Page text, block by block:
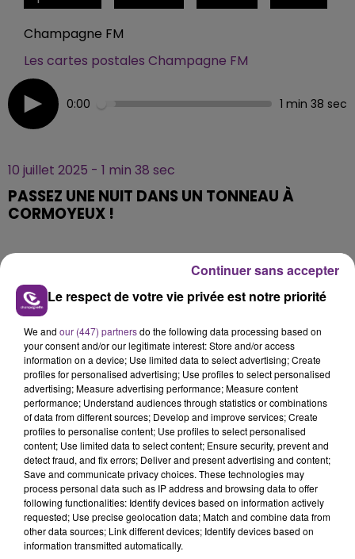
Champagne FM
Les cartes postales Champagne FM
0:00 1 min 38 sec
10 juillet 2025 - 1 min 38 sec
PASSEZ UNE NUIT DANS UN TONNEAU À
CORMOYEUX !
Avez-vous déjà songé à passer la nuit… dans un
tonneau ?
L’idée peut paraître saugrenue, mais c’est pourtant ce
que propose la maison de Champagne Faniel & Fils,
installée à Cormoyeux,un petit village marnais situé
entre Reims et Épernay.
TITRES DIFFUSÉS
5h40
5h40
Le respect de votre vie privée est notre priorité
We and our (447) partnersdo the following data processing based on
your consent and/or our legitimate interest: Store and/or access
information on a device; Use limited data to select advertising; Create
profiles for personalised advertising; Use profiles to select personalised
advertising; Measure advertising performance; Measure content
performance; Understand audiences through statistics or combinations
of data from different sources; Develop and improve services; Create
profiles to personalise content; Use profiles to select personalised
content; Use limited data to select content; Ensure security, prevent and
detect fraud, and fix errors; Deliver and present advertising and content;
Save and communicate privacy choices. These technologies may
process personal data such as IP address and browsing data to offer
following functionalities: Identify devices based on information actively
requested; Use precise geolocation data; Match and combine data from
other data sources; Link different devices; Identify devices based on
information transmitted automatically.
Continuer sans accepter